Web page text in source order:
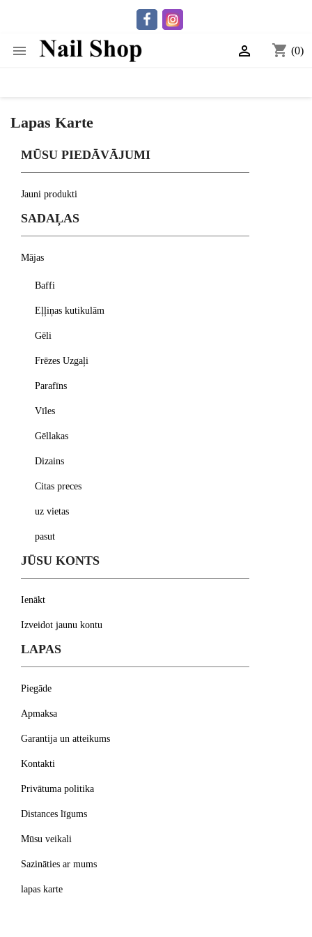
 shopping_cart (0)

Lapas Karte
MŪSU PIEDĀVĀJUMI
Jauni produkti
SADAĻAS
Mājas
Baffi
Eļļiņas kutikulām
Gēli
Frēzes Uzgaļi
Parafīns
Vīles
Gēllakas
Dizains
Citas preces
uz vietas
pasut
JŪSU KONTS
Ienākt
Izveidot jaunu kontu
LAPAS
Piegāde
Apmaksa
Garantija un atteikums
Kontakti
Privātuma politika
Distances līgums
Mūsu veikali
Sazināties ar mums
lapas karte